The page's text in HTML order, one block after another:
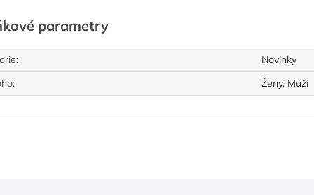
parametry
:
Novinky
: Ženy, Muži